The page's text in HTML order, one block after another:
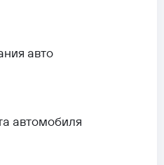
авто
автомобиля